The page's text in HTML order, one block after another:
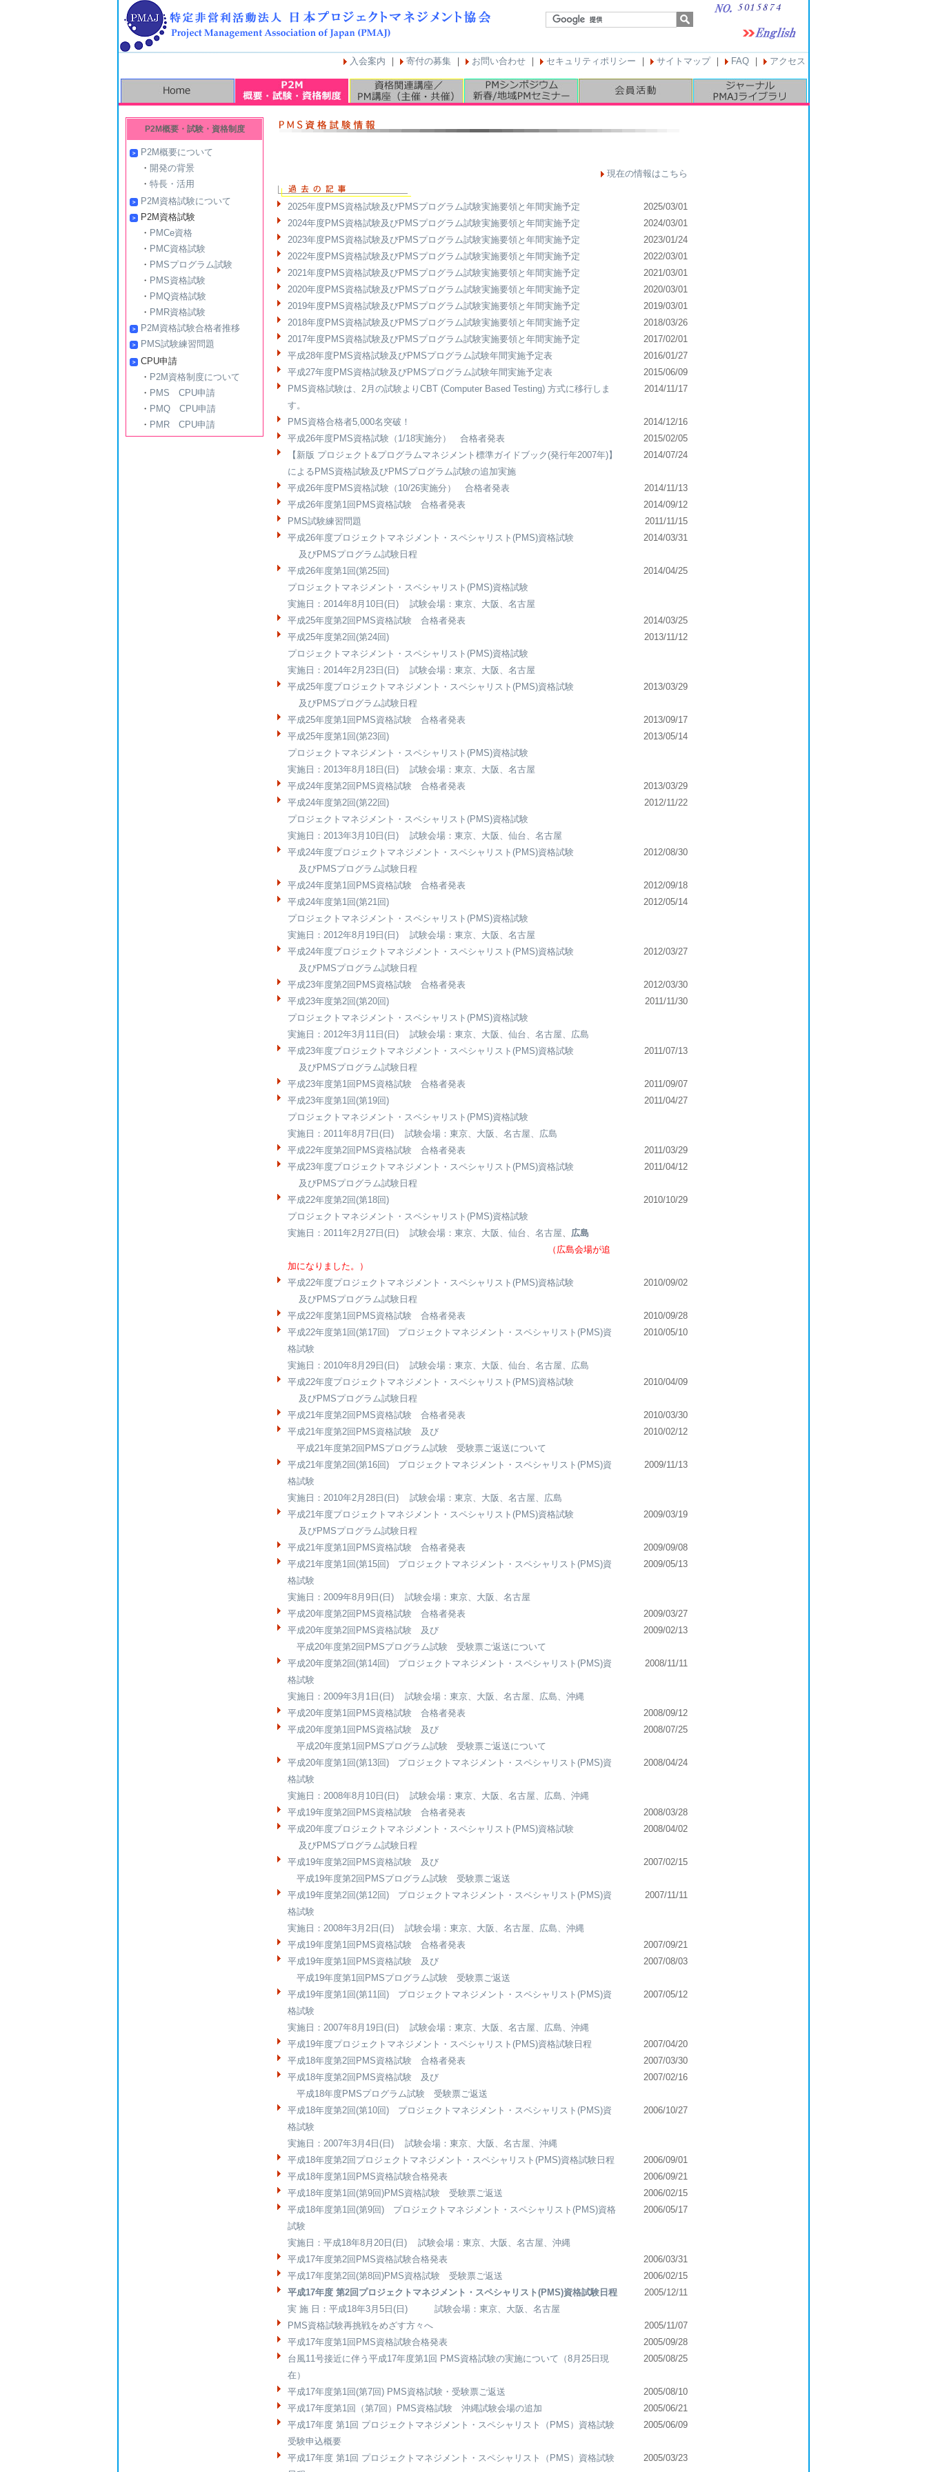
入会案内 ｜ 寄付の募集 ｜ お問い合わせ ｜ セキュリティポリシー ｜ サイトマップ｜ FAQ ｜ アクセス
P2M概要・試験・資格制度
P2M概要について
・ 開発の背景
・ 特長・活用
P2M資格試験について
P2M資格試験
・ PMCe資格
・ PMC資格試験
・ PMSプログラム試験
・ PMS資格試験
・ PMQ資格試験
・ PMR資格試験
P2M資格試験合格者推移
PMS試験練習問題
CPU申請
・ P2M資格制度について
・ PMS CPU申請
・ PMQ CPU申請
・ PMR CPU申請
現在の情報はこちら
2025年度PMS資格試験及びPMSプログラム試験実施要領と年間実施予定
2025/03/01
2024年度PMS資格試験及びPMSプログラム試験実施要領と年間実施予定
2024/03/01
2023年度PMS資格試験及びPMSプログラム試験実施要領と年間実施予定
2023/01/24
2022年度PMS資格試験及びPMSプログラム試験実施要領と年間実施予定
2022/03/01
2021年度PMS資格試験及びPMSプログラム試験実施要領と年間実施予定
2021/03/01
2020年度PMS資格試験及びPMSプログラム試験実施要領と年間実施予定
2020/03/01
2019年度PMS資格試験及びPMSプログラム試験実施要領と年間実施予定
2019/03/01
2018年度PMS資格試験及びPMSプログラム試験実施要領と年間実施予定
2018/03/26
2017年度PMS資格試験及びPMSプログラム試験実施要領と年間実施予定
2017/02/01
平成28年度PMS資格試験及びPMSプログラム試験年間実施予定表
2016/01/27
平成27年度PMS資格試験及びPMSプログラム試験年間実施予定表
2015/06/09
PMS資格試験は、2月の試験よりCBT (Computer Based Testing) 方式に移行しま
す。
2014/11/17
PMS資格合格者5,000名突破！
2014/12/16
平成26年度PMS資格試験（1/18実施分） 合格者発表
2015/02/05
【新版 プロジェクト&プログラムマネジメント標準ガイドブック(発行年2007年)】
によるPMS資格試験及びPMSプログラム試験の追加実施
2014/07/24
平成26年度PMS資格試験（10/26実施分） 合格者発表
2014/11/13
平成26年度第1回PMS資格試験 合格者発表
2014/09/12
PMS試験練習問題
2011/11/15
平成26年度プロジェクトマネジメント・スペシャリスト(PMS)資格試験
及びPMSプログラム試験日程
2014/03/31
平成26年度第1回(第25回)
プロジェクトマネジメント・スペシャリスト(PMS)資格試験
実施日：2014年8月10日(日) 試験会場：東京、大阪、名古屋
2014/04/25
平成25年度第2回PMS資格試験 合格者発表
2014/03/25
平成25年度第2回(第24回)
プロジェクトマネジメント・スペシャリスト(PMS)資格試験
実施日：2014年2月23日(日) 試験会場：東京、大阪、名古屋
2013/11/12
平成25年度プロジェクトマネジメント・スペシャリスト(PMS)資格試験
及びPMSプログラム試験日程
2013/03/29
平成25年度第1回PMS資格試験 合格者発表
2013/09/17
平成25年度第1回(第23回)
プロジェクトマネジメント・スペシャリスト(PMS)資格試験
実施日：2013年8月18日(日) 試験会場：東京、大阪、名古屋
2013/05/14
平成24年度第2回PMS資格試験 合格者発表
2013/03/29
平成24年度第2回(第22回)
プロジェクトマネジメント・スペシャリスト(PMS)資格試験
実施日：2013年3月10日(日) 試験会場：東京、大阪、仙台、名古屋
2012/11/22
平成24年度プロジェクトマネジメント・スペシャリスト(PMS)資格試験
及びPMSプログラム試験日程
2012/08/30
平成24年度第1回PMS資格試験 合格者発表
2012/09/18
平成24年度第1回(第21回)
プロジェクトマネジメント・スペシャリスト(PMS)資格試験
実施日：2012年8月19日(日) 試験会場：東京、大阪、名古屋
2012/05/14
平成24年度プロジェクトマネジメント・スペシャリスト(PMS)資格試験
及びPMSプログラム試験日程
2012/03/27
平成23年度第2回PMS資格試験 合格者発表
2012/03/30
平成23年度第2回(第20回)
プロジェクトマネジメント・スペシャリスト(PMS)資格試験
実施日：2012年3月11日(日) 試験会場：東京、大阪、仙台、名古屋、広島
2011/11/30
平成23年度プロジェクトマネジメント・スペシャリスト(PMS)資格試験
及びPMSプログラム試験日程
2011/07/13
平成23年度第1回PMS資格試験 合格者発表
2011/09/07
平成23年度第1回(第19回)
プロジェクトマネジメント・スペシャリスト(PMS)資格試験
実施日：2011年8月7日(日) 試験会場：東京、大阪、名古屋、広島
2011/04/27
平成22年度第2回PMS資格試験 合格者発表
2011/03/29
平成23年度プロジェクトマネジメント・スペシャリスト(PMS)資格試験
及びPMSプログラム試験日程
2011/04/12
平成22年度第2回(第18回)
プロジェクトマネジメント・スペシャリスト(PMS)資格試験
実施日：2011年2月27日(日) 試験会場：東京、大阪、仙台、名古屋、 広島
（広島会場が追
加になりました。）
2010/10/29
平成22年度プロジェクトマネジメント・スペシャリスト(PMS)資格試験
及びPMSプログラム試験日程
2010/09/02
平成22年度第1回PMS資格試験 合格者発表
2010/09/28
平成22年度第1回(第17回) プロジェクトマネジメント・スペシャリスト(PMS)資
格試験
実施日：2010年8月29日(日) 試験会場：東京、大阪、仙台、名古屋、広島
2010/05/10
平成22年度プロジェクトマネジメント・スペシャリスト(PMS)資格試験
及びPMSプログラム試験日程
2010/04/09
平成21年度第2回PMS資格試験 合格者発表
2010/03/30
平成21年度第2回PMS資格試験 及び
平成21年度第2回PMSプログラム試験 受験票ご返送について
2010/02/12
平成21年度第2回(第16回) プロジェクトマネジメント・スペシャリスト(PMS)資
格試験
実施日：2010年2月28日(日) 試験会場：東京、大阪、名古屋、広島
2009/11/13
平成21年度プロジェクトマネジメント・スペシャリスト(PMS)資格試験
及びPMSプログラム試験日程
2009/03/19
平成21年度第1回PMS資格試験 合格者発表
2009/09/08
平成21年度第1回(第15回) プロジェクトマネジメント・スペシャリスト(PMS)資
格試験
実施日：2009年8月9日(日) 試験会場：東京、大阪、名古屋
2009/05/13
平成20年度第2回PMS資格試験 合格者発表
2009/03/27
平成20年度第2回PMS資格試験 及び
平成20年度第2回PMSプログラム試験 受験票ご返送について
2009/02/13
平成20年度第2回(第14回) プロジェクトマネジメント・スペシャリスト(PMS)資
格試験
実施日：2009年3月1日(日) 試験会場：東京、大阪、名古屋、広島、沖縄
2008/11/11
平成20年度第1回PMS資格試験 合格者発表
2008/09/12
平成20年度第1回PMS資格試験 及び
平成20年度第1回PMSプログラム試験 受験票ご返送について
2008/07/25
平成20年度第1回(第13回) プロジェクトマネジメント・スペシャリスト(PMS)資
格試験
実施日：2008年8月10日(日) 試験会場：東京、大阪、名古屋、広島、沖縄
2008/04/24
平成19年度第2回PMS資格試験 合格者発表
2008/03/28
平成20年度プロジェクトマネジメント・スペシャリスト(PMS)資格試験
及びPMSプログラム試験日程
2008/04/02
平成19年度第2回PMS資格試験 及び
平成19年度第2回PMSプログラム試験 受験票ご返送
2007/02/15
平成19年度第2回(第12回) プロジェクトマネジメント・スペシャリスト(PMS)資
格試験
実施日：2008年3月2日(日) 試験会場：東京、大阪、名古屋、広島、沖縄
2007/11/11
平成19年度第1回PMS資格試験 合格者発表
2007/09/21
平成19年度第1回PMS資格試験 及び
平成19年度第1回PMSプログラム試験 受験票ご返送
2007/08/03
平成19年度第1回(第11回) プロジェクトマネジメント・スペシャリスト(PMS)資
格試験
実施日：2007年8月19日(日) 試験会場：東京、大阪、名古屋、広島、沖縄
2007/05/12
平成19年度プロジェクトマネジメント・スペシャリスト(PMS)資格試験日程
2007/04/20
平成18年度第2回PMS資格試験 合格者発表
2007/03/30
平成18年度第2回PMS資格試験 及び
平成18年度PMSプログラム試験 受験票ご返送
2007/02/16
平成18年度第2回(第10回) プロジェクトマネジメント・スペシャリスト(PMS)資
格試験
実施日：2007年3月4日(日) 試験会場：東京、大阪、名古屋、沖縄
2006/10/27
平成18年度第2回プロジェクトマネジメント・スペシャリスト(PMS)資格試験日程
2006/09/01
平成18年度第1回PMS資格試験合格発表
2006/09/21
平成18年度第1回(第9回)PMS資格試験 受験票ご返送
2006/02/15
平成18年度第1回(第9回) プロジェクトマネジメント・スペシャリスト(PMS)資格
試験
実施日：平成18年8月20日(日) 試験会場：東京、大阪、名古屋、沖縄
2006/05/17
平成17年度第2回PMS資格試験合格発表
2006/03/31
平成17年度第2回(第8回)PMS資格試験 受験票ご返送
2006/02/15
平成17年度 第2回プロジェクトマネジメント・スペシャリスト(PMS)資格試験日程
実 施 日：平成18年3月5日(日) 試験会場：東京、大阪、名古屋
2005/12/11
PMS資格試験再挑戦をめざす方々へ
2005/11/07
平成17年度第1回PMS資格試験合格発表
2005/09/28
台風11号接近に伴う平成17年度第1回 PMS資格試験の実施について（8月25日現
在）
2005/08/25
平成17年度第1回(第7回) PMS資格試験・受験票ご返送
2005/08/10
平成17年度第1回（第7回）PMS資格試験 沖縄試験会場の追加
2005/06/21
平成17年度 第1回 プロジェクトマネジメント・スペシャリスト（PMS）資格試験
受験申込概要
2005/06/09
平成17年度 第1回 プロジェクトマネジメント・スペシャリスト（PMS）資格試験
2005/03/23